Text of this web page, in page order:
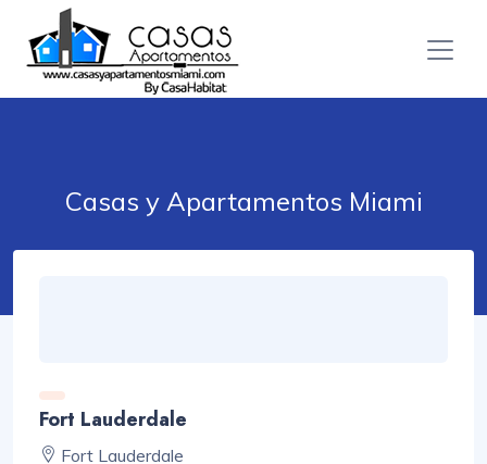
Casas y Apartamentos Miami
Fort Lauderdale
Fort Lauderdale